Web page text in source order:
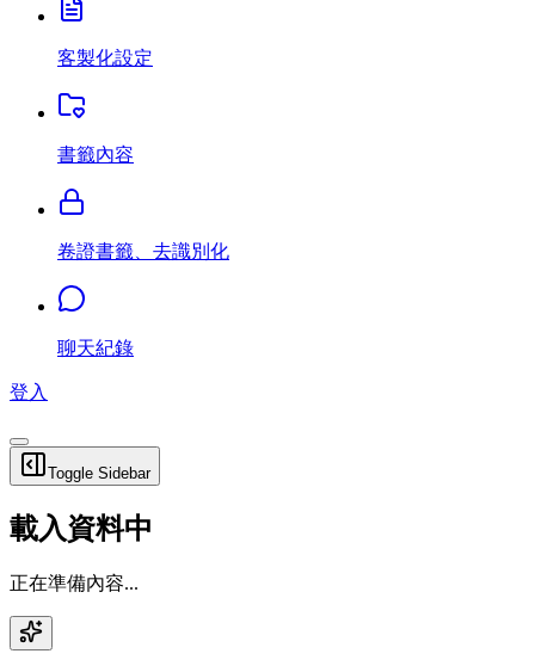
客製化設定
書籤內容
卷證書籤、去識別化
聊天紀錄
登入
Toggle Sidebar
載入資料中
正在準備內容...